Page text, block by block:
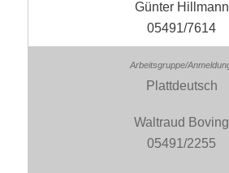
Günter Hillmann
05491/7614
Plattdeutsch
Waltraud Boving
05491/2255